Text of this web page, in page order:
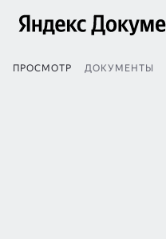
ПРОСМОТР ДОКУМЕНТЫ